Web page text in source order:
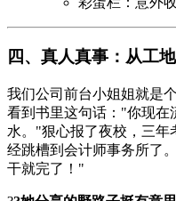
四、真人真事：从工
我们公司前台小姐姐就是
看到书里这句话："你现在
水。"狠心报了夜校，三年
经跳槽到会计师事务所了
干就完了！"